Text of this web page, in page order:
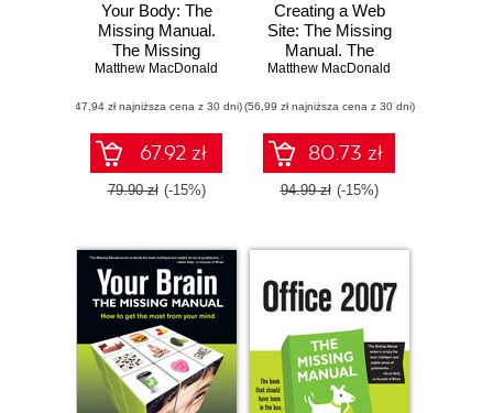
Your Body: The
Missing Manual.
The Missing
Manual
Matthew MacDonald
(47,94 zł najniższa cena z 30 dni)
67.92 zł
79.90 zł (-15%)
Creating a Web
Site: The Missing
Manual. The
Missing Manual.
Matthew MacDonald
(56,99 zł najniższa cena z 30 dni)
80.73 zł
94.99 zł (-15%)